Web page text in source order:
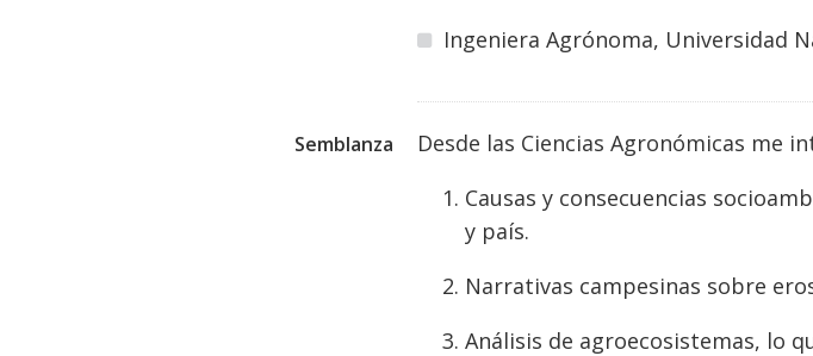
Ingeniera Agrónoma, Universidad
Semblanza
Desde las Ciencias Agronómicas me
Causas y consecuencias
y país.
Narrativas campesinas sobre
Análisis de agroecosistemas, lo